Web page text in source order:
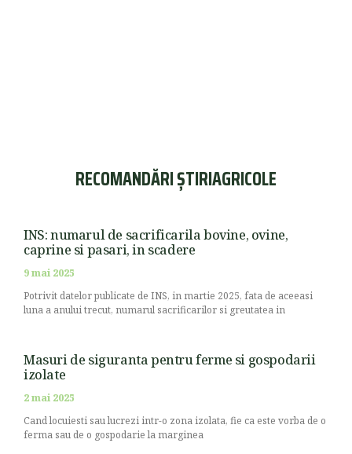
RECOMANDĂRI ȘTIRIAGRICOLE
INS: numarul de sacrificarila bovine, ovine,
caprine si pasari, in scadere
9 mai 2025
Potrivit datelor publicate de INS, in martie 2025, fata de aceeasi
luna a anului trecut, numarul sacrificarilor si greutatea in
Masuri de siguranta pentru ferme si gospodarii
izolate
2 mai 2025
Cand locuiesti sau lucrezi intr-o zona izolata, fie ca este vorba de o
ferma sau de o gospodarie la marginea